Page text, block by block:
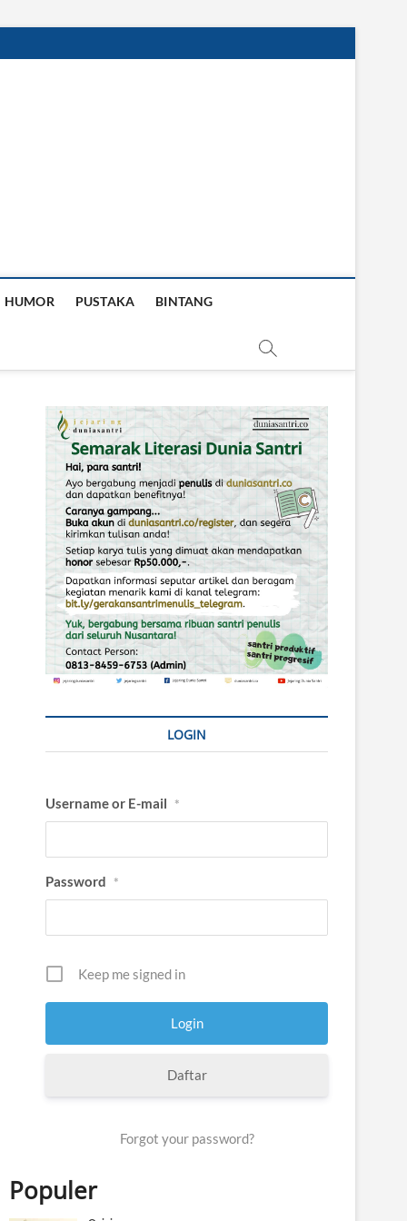
HUMOR PUSTAKA BINTANG
LOGIN
Username or E-mail *
Password *
Keep me signed in
Daftar
Forgot your password?
Populer